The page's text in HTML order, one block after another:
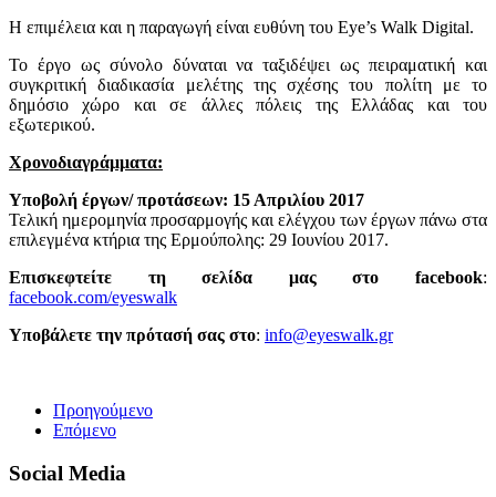
Η επιμέλεια και η παραγωγή είναι ευθύνη του Eye’s Walk Digital.
Το έργο ως σύνολο δύναται να ταξιδέψει ως πειραματική και
συγκριτική διαδικασία μελέτης της σχέσης του πολίτη με το
δημόσιο χώρο και σε άλλες πόλεις της Ελλάδας και του
εξωτερικού.
Χρονοδιαγράμματα:
Υποβολή έργων/ προτάσεων: 15 Απριλίου 2017
Τελική ημερομηνία προσαρμογής και ελέγχου των έργων πάνω στα
επιλεγμένα κτήρια της Ερμούπολης: 29 Ιουνίου 2017.
Επισκεφτείτε τη σελίδα μας στο facebook:
facebook.com/eyeswalk
Υποβάλετε την πρότασή σας στο: info@eyeswalk.gr
Προηγούμενο
Επόμενο
Social Media